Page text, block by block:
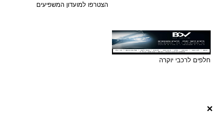
הצטרפו למועדון המשפיעים
חלפים לרכבי יוקרה
×